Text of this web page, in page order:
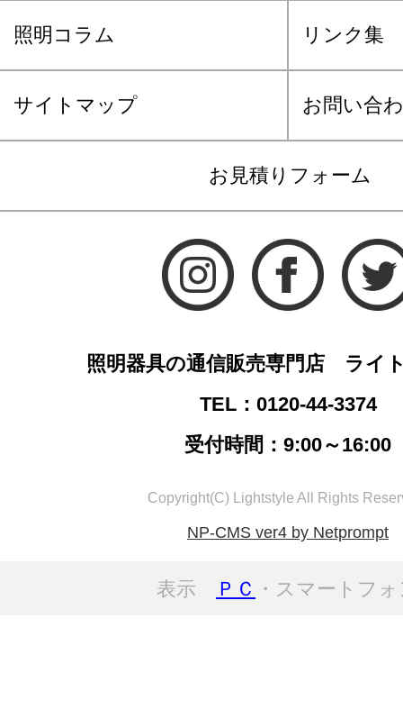
照明コラム リンク集
サイトマップ お問い合
お見積りフォーム
照明器具の通信販売専門店 ライ
TEL：0120-44-3374
受付時間：9:00～16:00
Copyright(C) Lightstyle All Rights
NP-CMS ver4 by Netprompt
表示 ＰＣ ・スマートフ